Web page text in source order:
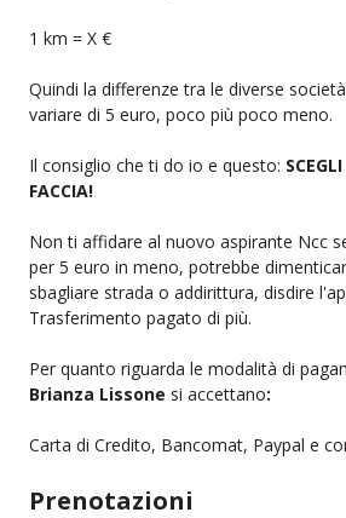
1 km = X €
Quindi la differenze tra le diverse
variare di 5 euro, poco più poco meno.
Il consiglio che ti do io e questo:
FACCIA!
Non ti affidare al nuovo aspirante Ncc
per 5 euro in meno, potrebbe
sbagliare strada o addirittura, disdire
Trasferimento pagato di più.
Per quanto riguarda le modalità di
Brianza Lissone si accettano:
Carta di Credito, Bancomat, Paypal e
Prenotazioni